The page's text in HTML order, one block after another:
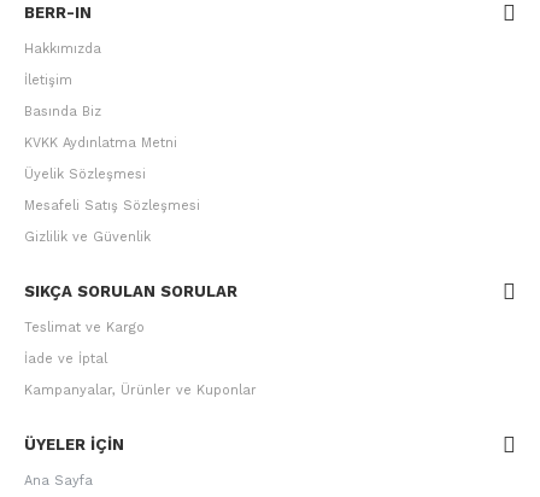
BERR-IN
Hakkımızda
İletişim
Basında Biz
KVKK Aydınlatma Metni
Üyelik Sözleşmesi
Mesafeli Satış Sözleşmesi
Gizlilik ve Güvenlik
SIKÇA SORULAN SORULAR
Teslimat ve Kargo
İade ve İptal
Kampanyalar, Ürünler ve Kuponlar
ÜYELER IÇIN
Ana Sayfa